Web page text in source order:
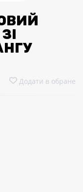
Додати в обране